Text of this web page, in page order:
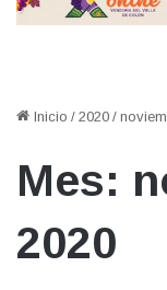
Inicio / 2020 /
Mes:
2020